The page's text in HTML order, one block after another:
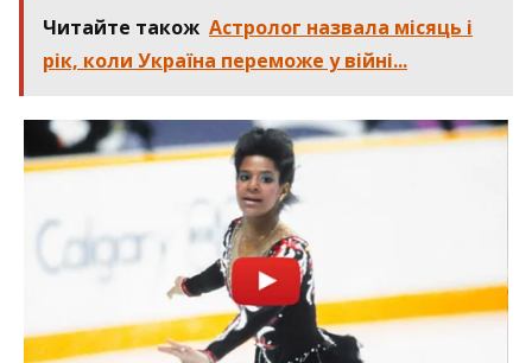
Читайте також Астролог назвала місяць і
рік, коли Україна переможе у війні...